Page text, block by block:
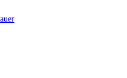
Hofbauer